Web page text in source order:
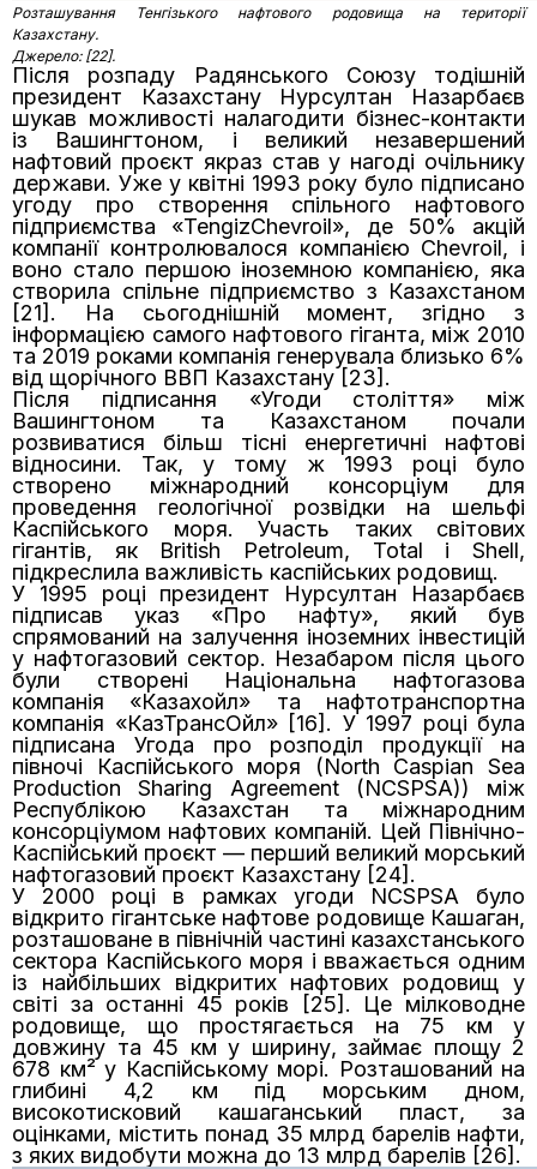
Розташування Тенгізького нафтового родовища на території
Казахстану.
Джерело: [22].
Після розпаду Радянського Союзу тодішній
президент Казахстану Нурсултан Назарбаєв
шукав можливості налагодити бізнес-контакти
із Вашингтоном, і великий незавершений
нафтовий проєкт якраз став у нагоді очільнику
держави. Уже у квітні 1993 року було підписано
угоду про створення спільного нафтового
підприємства «TengizChevroil», де 50% акцій
компанії контролювалося компанією Chevroil, і
воно стало першою іноземною компанією, яка
створила спільне підприємство з Казахстаном
[21]. На сьогоднішній момент, згідно з
інформацією самого нафтового гіганта, між 2010
та 2019 роками компанія генерувала близько 6%
від щорічного ВВП Казахстану [23].
Після підписання «Угоди століття» між
Вашингтоном та Казахстаном почали
розвиватися більш тісні енергетичні нафтові
відносини. Так, у тому ж 1993 році було
створено міжнародний консорціум для
проведення геологічної розвідки на шельфі
Каспійського моря. Участь таких світових
гігантів, як British Petroleum, Total і Shell,
підкреслила важливість каспійських родовищ.
У 1995 році президент Нурсултан Назарбаєв
підписав указ «Про нафту», який був
спрямований на залучення іноземних інвестицій
у нафтогазовий сектор. Незабаром після цього
були створені Національна нафтогазова
компанія «Казахойл» та нафтотранспортна
компанія «КазТрансОйл» [16]. У 1997 році була
підписана Угода про розподіл продукції на
півночі Каспійського моря (North Caspian Sea
Production Sharing Agreement (NCSPSA)) між
Республікою Казахстан та міжнародним
консорціумом нафтових компаній. Цей Північно-
Каспійський проєкт — перший великий морський
нафтогазовий проєкт Казахстану [24].
У 2000 році в рамках угоди NCSPSA було
відкрито гігантське нафтове родовище Кашаган,
розташоване в північній частині казахстанського
сектора Каспійського моря і вважається одним
із найбільших відкритих нафтових родовищ у
світі за останні 45 років [25]. Це мілководне
родовище, що простягається на 75 км у
довжину та 45 км у ширину, займає площу 2
678 км² у Каспійському морі. Розташований на
глибині 4,2 км під морським дном,
високотисковий кашаганський пласт, за
оцінками, містить понад 35 млрд барелів нафти,
з яких видобути можна до 13 млрд барелів [26].